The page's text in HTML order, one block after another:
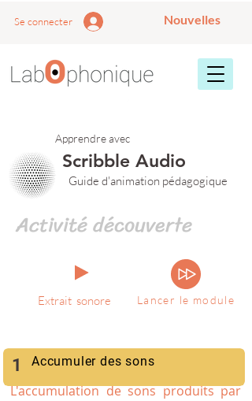
Se connecter Nouvelles
Apprendre avec
Scribble Audio
Guide d'animation pédagogique
Activité découverte
Extrait sonore Lancer le module
1 Accumuler des sons
L'accumulation de sons produits par